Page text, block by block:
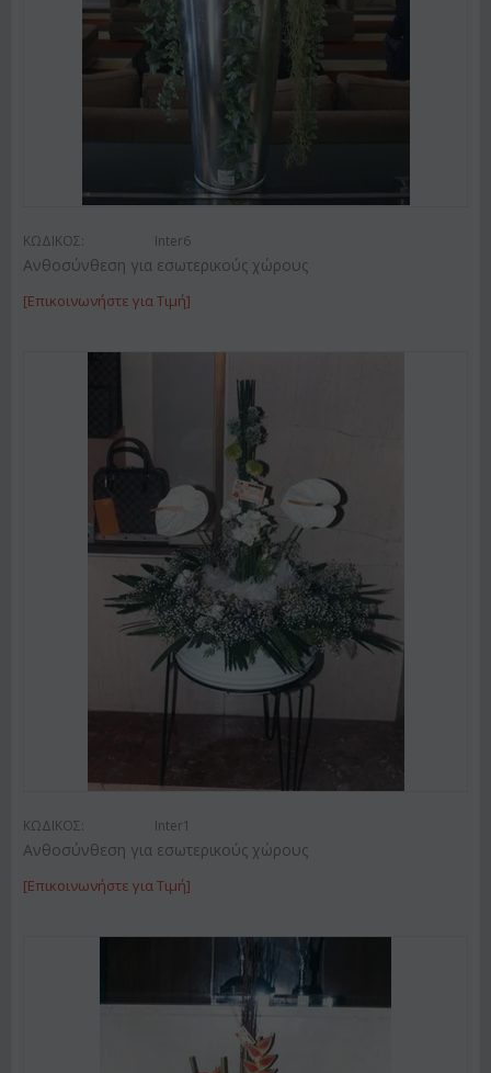
ΚΩΔΙΚΟΣ: Inter6
Ανθοσύνθεση για εσωτερικούς χώρους
[Επικοινωνήστε για Τιμή]
ΚΩΔΙΚΟΣ: Inter1
Ανθοσύνθεση για εσωτερικούς χώρους
[Επικοινωνήστε για Τιμή]